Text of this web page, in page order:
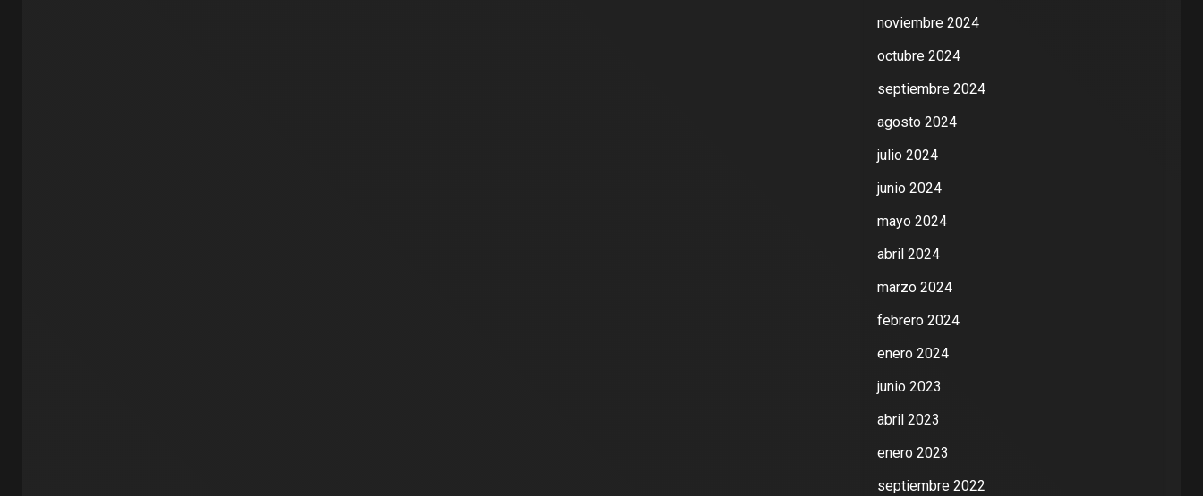
noviembre 2024
octubre 2024
septiembre 2024
agosto 2024
julio 2024
junio 2024
mayo 2024
abril 2024
marzo 2024
febrero 2024
enero 2024
junio 2023
abril 2023
enero 2023
septiembre 2022